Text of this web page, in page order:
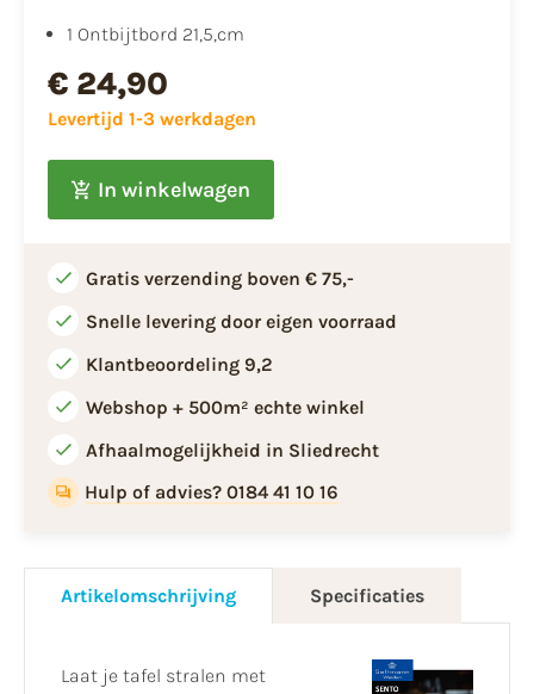
1 Ontbijtbord 21,5,cm
€ 24,90
Levertijd 1-3 werkdagen
In winkelwagen
Gratis verzending boven € 75,-
Snelle levering door eigen voorraad
Klantbeoordeling 9,2
Webshop + 500m² echte winkel
Afhaalmogelijkheid in Sliedrecht
Hulp of advies? 0184 41 10 16
Artikelomschrijving Specificaties
Laat je tafel stralen met